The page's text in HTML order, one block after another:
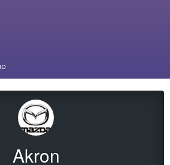
Akron